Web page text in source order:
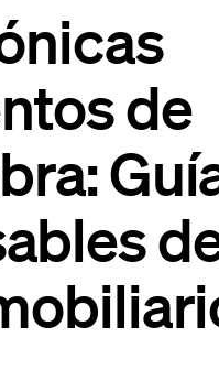
de